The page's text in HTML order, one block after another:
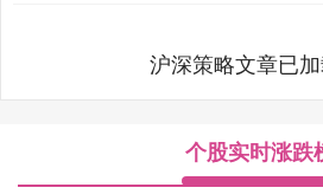
沪深策略文章已
个股实时涨跌